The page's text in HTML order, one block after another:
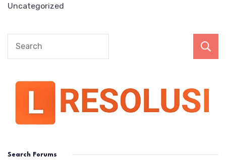
Uncategorized
Search Forums